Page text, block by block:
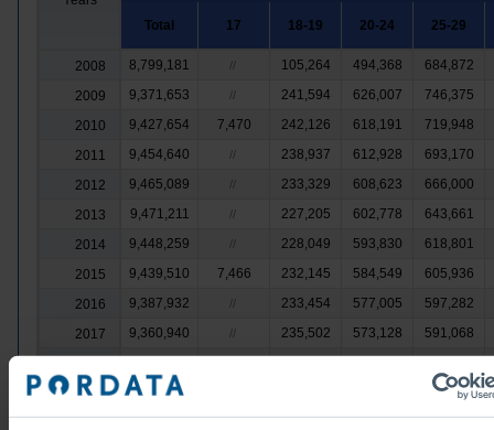
Total
17 18-19 20-24 25-29
2008 8,799,181 // 105,264 494,368
684,872
2009
9,371,653 // 241,594 626,007
746,375
2010
9,427,654 7,470 242,126 618,191
719,948
2011
9,454,640 // 238,937 612,928
693,170
2012
9,465,089 // 233,329 608,623
666,000
2013
9,471,211 // 227,205 602,778
643,661
2014
9,448,259 // 228,049 593,830
618,801
2015
9,439,510 7,466 232,145 584,549
605,936
2016
9,387,932 // 233,454 577,005
597,282
2017
9,360,940 // 235,502 573,128
591,068
2019
9,318,394
577,710
9,314,947 7,493 223,933 584,688
570,912